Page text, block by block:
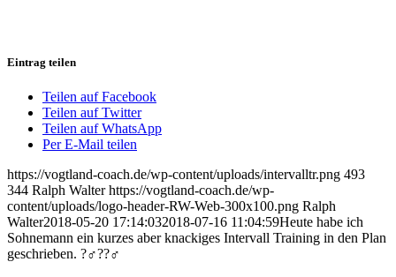
Eintrag teilen
Teilen auf Facebook
Teilen auf Twitter
Teilen auf WhatsApp
Per E-Mail teilen
https://vogtland-coach.de/wp-content/uploads/intervalltr.png 493
344 Ralph Walter https://vogtland-coach.de/wp-
content/uploads/logo-header-RW-Web-300x100.png Ralph
Walter2018-05-20 17:14:032018-07-16 11:04:59Heute habe ich
Sohnemann ein kurzes aber knackiges Intervall Training in den Plan
geschrieben. ?‍♂️??‍♂️